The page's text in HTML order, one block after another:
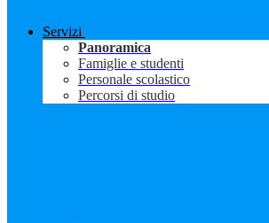
Servizi
Panoramica
Famiglie e studenti
Personale scolastico
Percorsi di studio